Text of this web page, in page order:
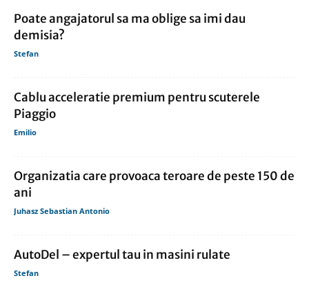
Poate angajatorul sa ma oblige sa imi dau
demisia?
Stefan
Cablu acceleratie premium pentru scuterele
Piaggio
Emilio
Organizatia care provoaca teroare de peste 150 de
ani
Juhasz Sebastian Antonio
AutoDel – expertul tau in masini rulate
Stefan